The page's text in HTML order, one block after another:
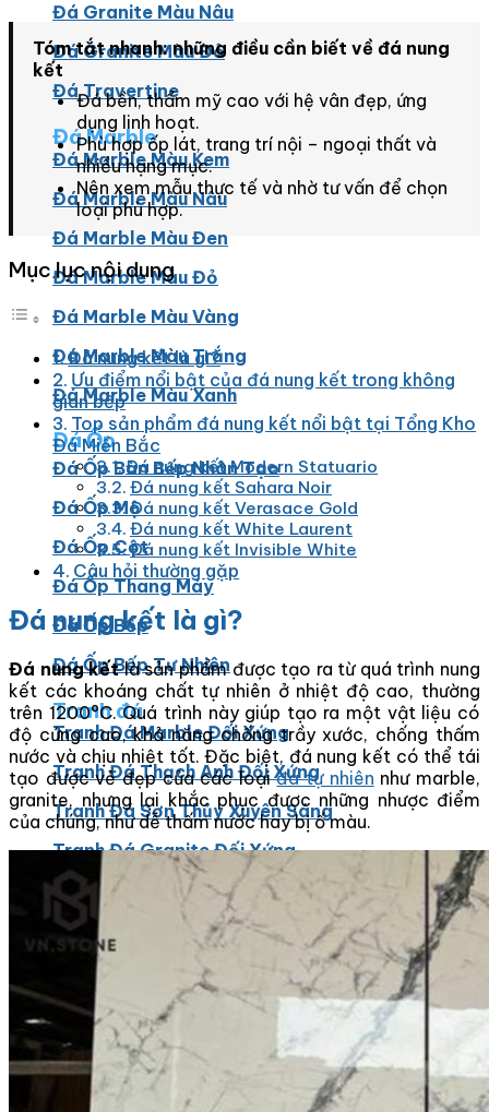
Đá Granite Màu Nâu
Đá Granite Màu Đỏ
Đá Travertine
Đá Marble
Đá Marble Màu Kem
Đá Marble Màu Nâu
Đá Marble Màu Đen
Đá Marble Màu Đỏ
Đá Marble Màu Vàng
Đá Marble Màu Trắng
Đá Marble Màu Xanh
Đá Ốp
Đá Ốp Bàn Bếp Nhân Tạo​
Đá Ốp Mộ
Đá Ốp Cột
Đá Ốp Thang Máy
Đá Ốp Bếp
Đá Ốp Bếp Tự Nhiên
Tranh đá
Tranh Đá Marble Đối Xứng
Tranh Đá Thạch Anh Đối Xứng
Tranh Đá Sơn Thủy Xuyên Sáng
Tranh Đá Granite Đối Xứng
Tranh Đá Xuyên Sáng Onyx
Đá Nội Thất
Chậu Lavabo Đá
Mặt Bàn Lavabo Đá
Đá Bàn Bếp Cao Cấp
Đá Ốp Bếp Tự Nhiên
Tóm tắt nhanh: những điều cần biết về đá nung
kết
Đá bền, thẩm mỹ cao với hệ vân đẹp, ứng
dụng linh hoạt.
Phù hợp ốp lát, trang trí nội – ngoại thất và
nhiều hạng mục.
Nên xem mẫu thực tế và nhờ tư vấn để chọn
loại phù hợp.
Mục lục nội dung
Đá nung kết là gì?
Ưu điểm nổi bật của đá nung kết trong không
gian bếp
Top sản phẩm đá nung kết nổi bật tại Tổng Kho
Đá Miền Bắc
Đá nung kết Modern Statuario
Đá nung kết Sahara Noir
Đá nung kết Verasace Gold
Đá nung kết White Laurent
Đá nung kết Invisible White
Câu hỏi thường gặp
Đá nung kết là gì?
Đá nung kếtlà sản phẩm được tạo ra từ quá trình nung
kết các khoáng chất tự nhiên ở nhiệt độ cao, thường
trên 1200°C. Quá trình này giúp tạo ra một vật liệu có
độ cứng cao, khả năng chống trầy xước, chống thấm
nước và chịu nhiệt tốt. Đặc biệt, đá nung kết có thể tái
tạo được vẻ đẹp của các loạiđá tự nhiên như marble,
granite, nhưng lại khắc phục được những nhược điểm
của chúng, như dễ thấm nước hay bị ố màu.